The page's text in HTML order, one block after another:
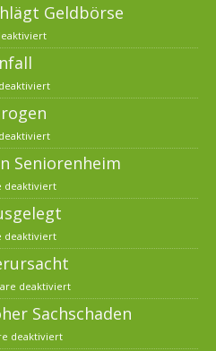
Geldbörse
Seniorenheim
deaktiviert
deaktiviert
deaktiviert
Sachschaden
deaktiviert